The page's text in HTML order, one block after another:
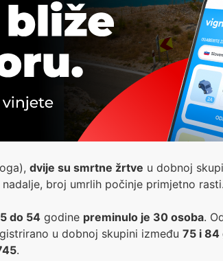
dvije su smrtne žrtve u dobnoj
nadalje, broj umrlih počinje primjetno rasti.
do 54 godine preminulo je 30 osoba.
u dobnoj skupini između 75 i 84
.